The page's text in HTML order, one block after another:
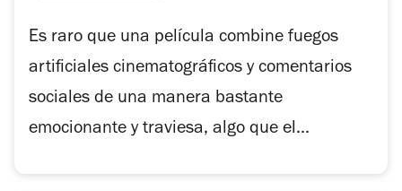
5
estrellas
Es raro que una película combine fuegos
artificiales cinematográficos y comentarios
sociales de una manera bastante
emocionante y traviesa, algo que el...